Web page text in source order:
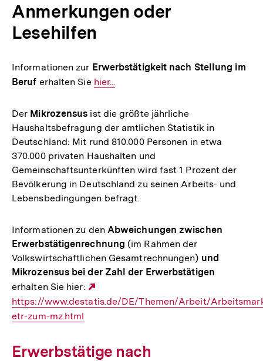
Anmerkungen oder
Lesehilfen
Informationen zur Erwerbstätigkeit nach Stellung im
Beruf erhalten Sie Interner
hier...
Der Mikrozensus ist die größte jährliche
Haushaltsbefragung der amtlichen Statistik in
Deutschland: Mit rund 810.000 Personen in etwa
370.000 privaten Haushalten und
Gemeinschaftsunterkünften wird fast 1 Prozent der
Bevölkerung in Deutschland zu seinen Arbeits- und
Lebensbedingungen befragt.
Informationen zu den Abweichungen zwischen
Erwerbstätigenrechnung (im Rahmen der
Volkswirtschaftlichen Gesamtrechnungen) und
Mikrozensus bei der Zahl der Erwerbstätigen
erhalten Sie hier:
Link:
https://www.destatis.de/DE/Themen/Arbeit/
etr-zum-mz.html
Erwerbstätige nach